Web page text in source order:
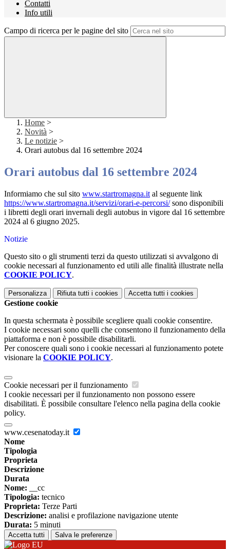
Contatti
Info utili
Campo di ricerca per le pagine del sito
Home >
Novità >
Le notizie >
Orari autobus dal 16 settembre 2024
Orari autobus dal 16 settembre 2024
Informiamo che sul sito www.startromagna.it al seguente link
https://www.startromagna.it/servizi/orari-e-percorsi/sono disponibili
i libretti degli orari invernali degli autobus in vigore dal 16 settembre
2024 al 6 giugno 2025.
Notizie
Questo sito o gli strumenti terzi da questo utilizzati si avvalgono di
cookie necessari al funzionamento ed utili alle finalità illustrate nella
COOKIE POLICY.
Personalizza Rifiuta tutti i cookies Accetta tutti i cookies
Gestione cookie
In questa schermata è possibile scegliere quali cookie consentire.
I cookie necessari sono quelli che consentono il funzionamento della
piattaforma e non è possibile disabilitarli.
Per conoscere quali sono i cookie necessari al funzionamento potete
visionare la COOKIE POLICY.
Cookie necessari per il funzionamento
I cookie necessari per il funzionamento non possono essere
disabilitati. È possibile consultare l'elenco nella pagina della cookie
policy.
www.cesenatoday.it
Nome
Tipologia
Proprieta
Descrizione
Durata
Nome: __cc
Tipologia: tecnico
Proprieta: Terze Parti
Descrizione: analisi e profilazione navigazione utente
Durata: 5 minuti
Accetta tutti Salva le preferenze